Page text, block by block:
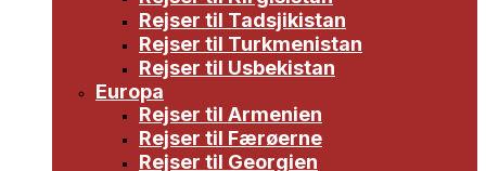
Rejser til Tadsjikistan
Rejser til Turkmenistan
Rejser til Usbekistan
Europa
Rejser til Armenien
Rejser til Færøerne
Rejser til Georgien